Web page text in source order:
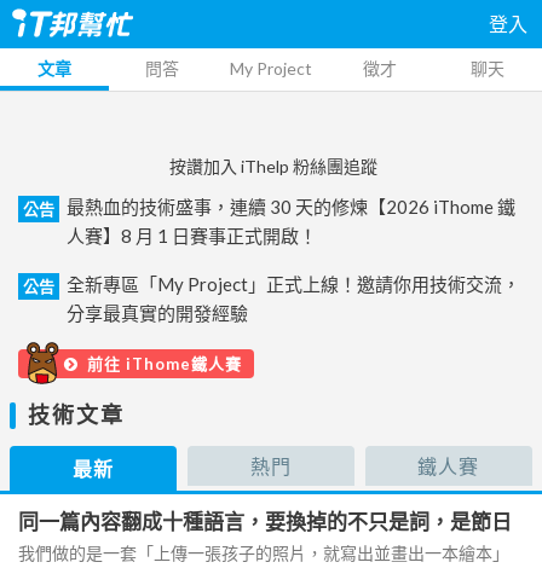
登入
文章 問答 My Project 徵才 聊天
按讚加入 iThelp 粉絲團追蹤
公告
最熱血的技術盛事，連續 30 天的修煉【2026 iThome 鐵
人賽】8 月 1 日賽事正式開啟！
公告
全新專區「My Project」正式上線！邀請你用技術交流，
分享最真實的開發經驗
前往 iThome鐵人賽
技術文章
最新 熱門 鐵人賽
同一篇內容翻成十種語言，要換掉的不只是詞，是節日
我們做的是一套「上傳一張孩子的照片，就寫出並畫出一本繪本」